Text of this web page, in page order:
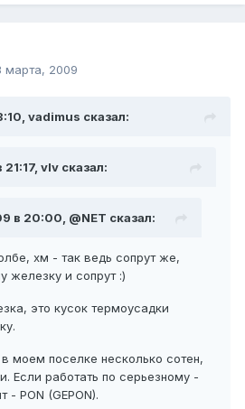
марта, 2009
vadimus сказал:
vIv сказал:
в 20:00, @NET сказал:
хм - так ведь сопрут же,
железку и сопрут :)
это кусок термоусадки
моем поселке несколько сотен,
Если работать по серьезному -
- PON (GEPON).